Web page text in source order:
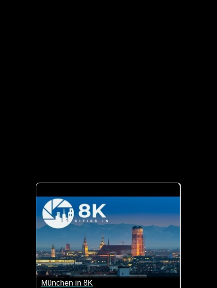
München in 8K